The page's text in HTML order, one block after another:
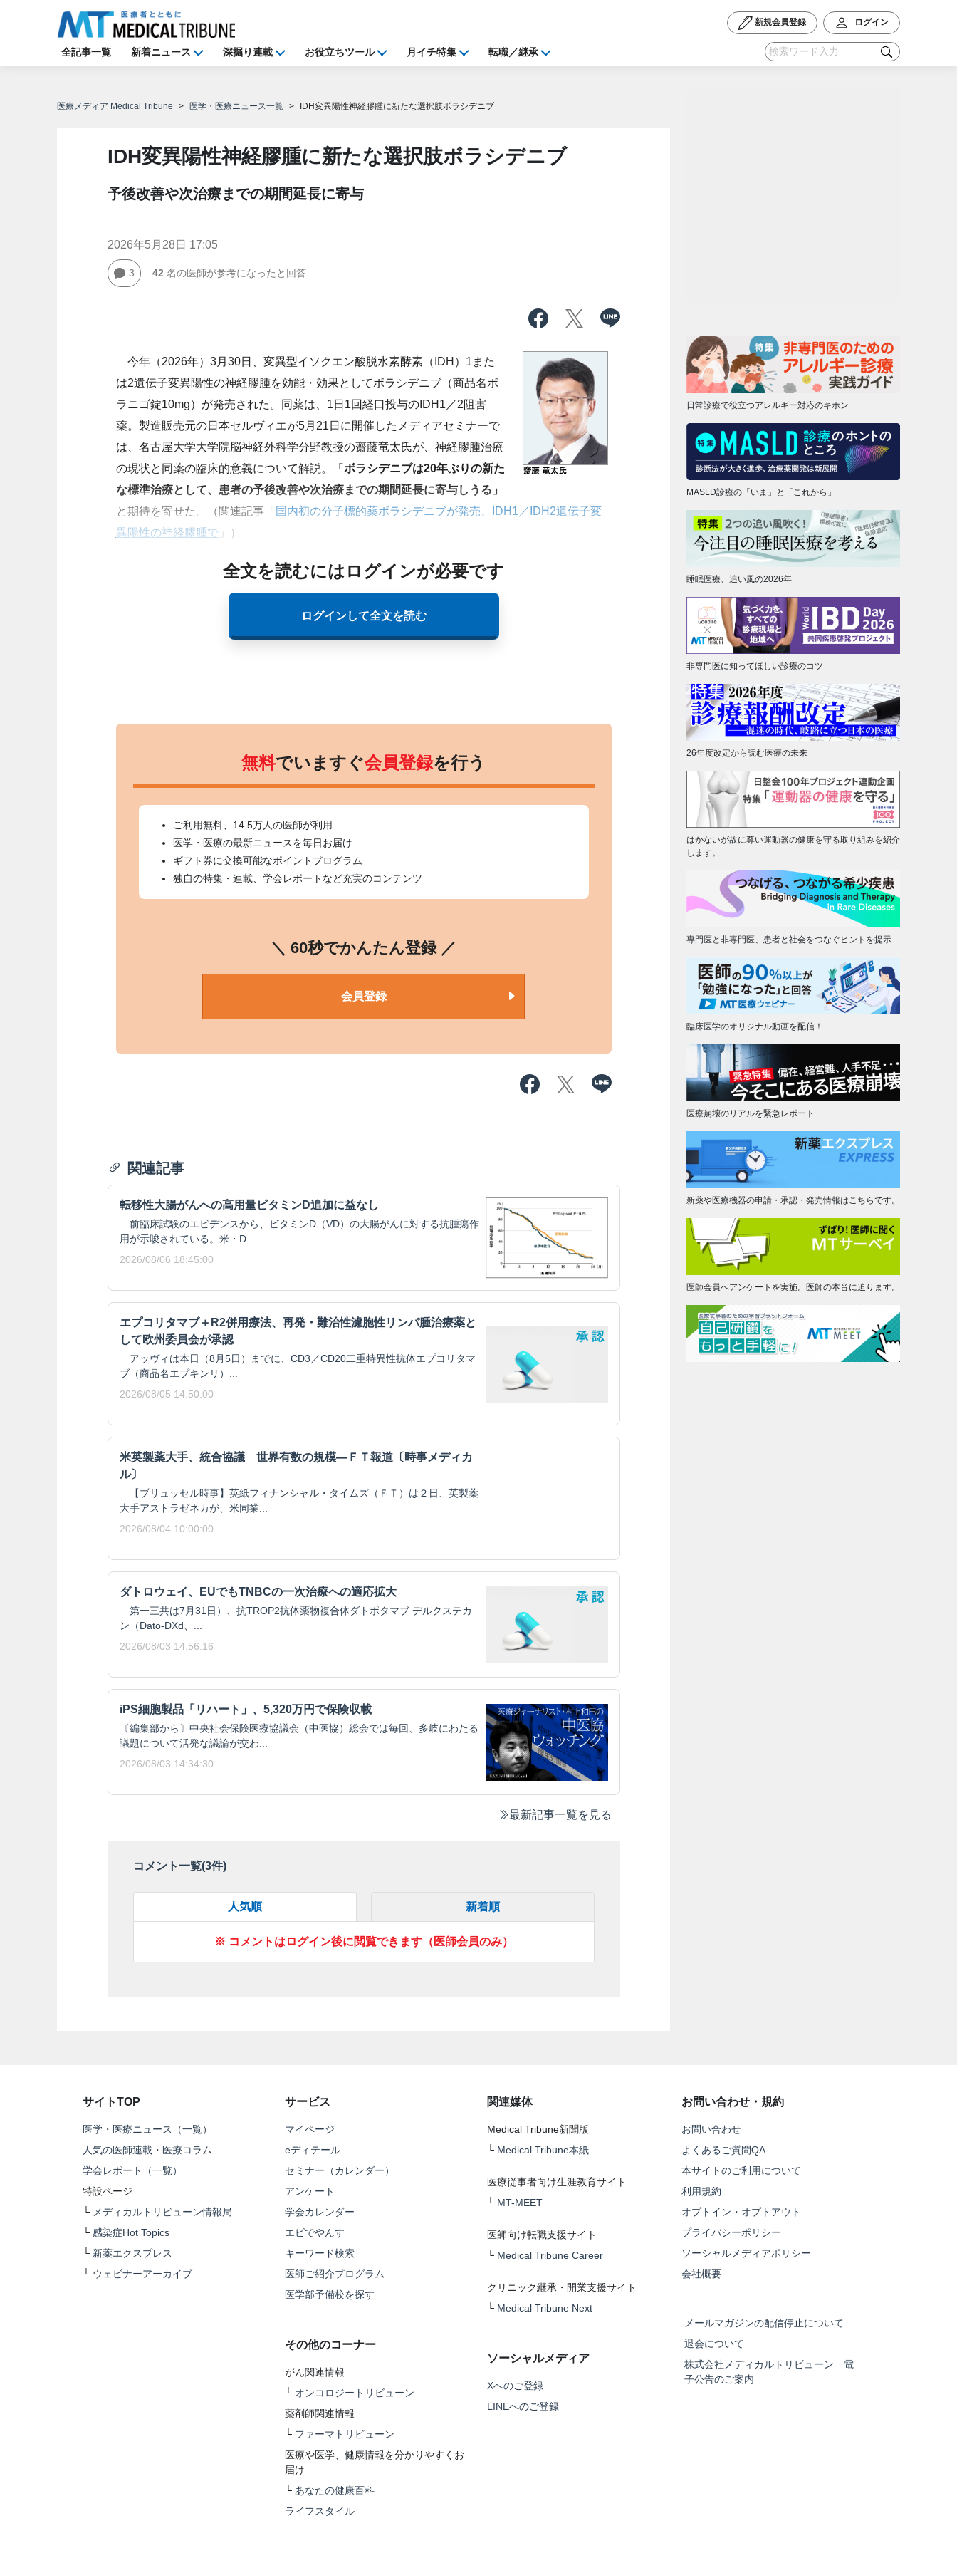
新規会員登録 ログイン
全記事一覧 新着ニュース 深掘り連載 お役立ちツール 月イチ特集 転職／継承
医療メディア Medical Tribune 医学・医療ニュース一覧 IDH変異陽性神経膠腫に新たな選択肢ボラシデニブ
IDH変異陽性神経膠腫に新たな選択肢ボラシデニブ
予後改善や次治療までの期間延長に寄与
2026年5月28日 17:05
3 42 名の医師が参考になったと回答
今年（2026年）3月30日、変異型イソクエン酸脱水素酵素（IDH）1また
は2遺伝子変異陽性の神経膠腫を効能・効果としてボラシデニブ（商品名ボ
ラニゴ錠10mg）が発売された。同薬は、1日1回経口投与のIDH1／2阻害
薬。製造販売元の日本セルヴィエが5月21日に開催したメディアセミナーで
は、名古屋大学大学院脳神経外科学分野教授の齋藤竜太氏が、神経膠腫治療
の現状と同薬の臨床的意義について解説。「 ボラシデニブは20年ぶりの新た
な標準治療として、患者の予後改善や次治療までの期間延長に寄与しうる」
と期待を寄せた。（関連記事「 国内初の分子標的薬ボラシデニブが発売、IDH1／IDH2遺伝子変
異陽性の神経膠腫で」）
全文を読むにはログインが必要です
ログインして全文を読む
無料でいますぐ会員登録を行う
ご利用無料、14.5万人の医師が利用
医学・医療の最新ニュースを毎日お届け
ギフト券に交換可能なポイントプログラム
独自の特集・連載、学会レポートなど充実のコンテンツ
＼ 60秒でかんたん登録 ／
会員登録
関連記事
転移性大腸がんへの高用量ビタミンD追加に益なし
前臨床試験のエビデンスから、ビタミンD（VD）の大腸がんに対する抗腫瘍作
用が示唆されている。米・D...
2026/08/06 18:45:00
エプコリタマブ＋R2併用療法、再発・難治性濾胞性リンパ腫治療薬と
して欧州委員会が承認
アッヴィは本日（8月5日）までに、CD3／CD20二重特異性抗体エプコリタマ
ブ（商品名エプキンリ）...
2026/08/05 14:50:00
米英製薬大手、統合協議 世界有数の規模―ＦＴ報道〔時事メディカ
ル〕
【ブリュッセル時事】英紙フィナンシャル・タイムズ（ＦＴ）は２日、英製薬
大手アストラゼネカが、米同業...
2026/08/04 10:00:00
ダトロウェイ、EUでもTNBCの一次治療への適応拡大
第一三共は7月31日）、抗TROP2抗体薬物複合体ダトポタマブ デルクステカ
ン（Dato-DXd、...
2026/08/03 14:56:16
iPS細胞製品「リハート」、5,320万円で保険収載
〔編集部から〕中央社会保険医療協議会（中医協）総会では毎回、多岐にわたる
議題について活発な議論が交わ...
2026/08/03 14:34:30
最新記事一覧を見る
コメント一覧(3件)
人気順 新着順
※ コメントはログイン後に閲覧できます（医師会員のみ）
日常診療で役立つアレルギー対応のキホン
MASLD診療の「いま」と「これから」
睡眠医療、追い風の2026年
非専門医に知ってほしい診療のコツ
26年度改定から読む医療の未来
はかないが故に尊い運動器の健康を守る取り組みを紹介
します。
専門医と非専門医、患者と社会をつなぐヒントを提示
臨床医学のオリジナル動画を配信！
医療崩壊のリアルを緊急レポート
新薬や医療機器の申請・承認・発売情報はこちらです。
医師会員へアンケートを実施。医師の本音に迫ります。
サイトTOP
医学・医療ニュース（一覧）
人気の医師連載・医療コラム
学会レポート（一覧）
特設ページ
└ メディカルトリビューン情報局
└ 感染症Hot Topics
└ 新薬エクスプレス
└ ウェビナーアーカイブ
サービス
マイページ
eディテール
セミナー（カレンダー）
アンケート
学会カレンダー
エビでやんす
キーワード検索
医師ご紹介プログラム
医学部予備校を探す
その他のコーナー
がん関連情報
└ オンコロジートリビューン
薬剤師関連情報
└ ファーマトリビューン
医療や医学、健康情報を分かりやすくお
届け
└ あなたの健康百科
ライフスタイル
関連媒体
Medical Tribune新聞版
└ Medical Tribune本紙
医療従事者向け生涯教育サイト
└ MT-MEET
医師向け転職支援サイト
└ Medical Tribune Career
クリニック継承・開業支援サイト
└ Medical Tribune Next
ソーシャルメディア
Xへのご登録
LINEへのご登録
お問い合わせ・規約
お問い合わせ
よくあるご質問QA
本サイトのご利用について
利用規約
オプトイン・オプトアウト
プライバシーポリシー
ソーシャルメディアポリシー
会社概要
メールマガジンの配信停止について
退会について
株式会社メディカルトリビューン 電
子公告のご案内